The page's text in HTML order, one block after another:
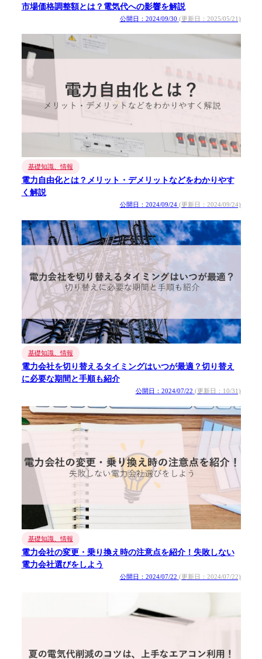
市場価格調整額とは？電気代への影響を解説
公開日：2024/09/30 (更新日：2025/05/21)
基礎知識、情報
電力自由化とは？メリット・デメリットなどをわかりやす
く解説
公開日：2024/09/24 (更新日：2024/09/24)
基礎知識、情報
電力会社を切り替えるタイミングはいつが最適？切り替え
に必要な期間と手順も紹介
公開日：2024/07/22 (更新日：10/31)
基礎知識、情報
電力会社の変更・乗り換え時の注意点を紹介！失敗しない
電力会社選びをしよう
公開日：2024/07/22 (更新日：2024/07/22)